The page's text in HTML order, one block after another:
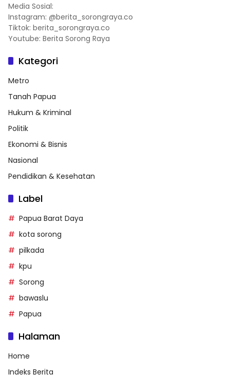
Media Sosial:
Instagram: @berita_sorongraya.co
Tiktok: berita_sorongraya.co
Youtube: Berita Sorong Raya
Kategori
Metro
Tanah Papua
Hukum & Kriminal
Politik
Ekonomi & Bisnis
Nasional
Pendidikan & Kesehatan
Label
Papua Barat Daya
kota sorong
pilkada
kpu
Sorong
bawaslu
Papua
Halaman
Home
Indeks Berita